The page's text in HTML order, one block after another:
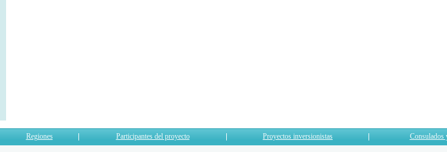
Regiones Participantes del proyecto Proyectos inversionistas Consulados